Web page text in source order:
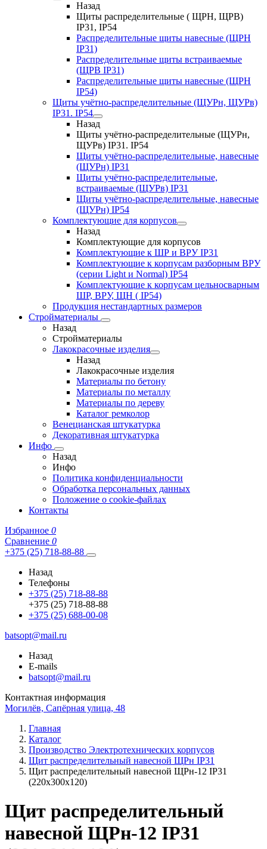
Назад
Щиты распределительные ( ЩРН, ЩРВ)
IP31, IP54
Распределительные щиты навесные (ЩРН
IP31)
Распределительные щиты встраиваемые
(ЩРВ IP31)
Распределительные щиты навесные (ЩРН
IP54)
Щиты учётно-распределительные (ЩУРн, ЩУРв)
IP31. IP54
Назад
Щиты учётно-распределительные (ЩУРн,
ЩУРв) IP31. IP54
Щиты учётно-распределительные, навесные
(ЩУРн) IP31
Щиты учётно-распределительные,
встраиваемые (ЩУРв) IP31
Щиты учётно-распределительные, навесные
(ЩУРн) IP54
Комплектующие для корпусов
Назад
Комплектующие для корпусов
Комплектующие к ШР и ВРУ IP31
Комплектующие к корпусам разборным ВРУ
(серии Light и Normal) IP54
Комплектующие к корпусам цельносварным
ШР, ВРУ, ЩН ( IP54)
Продукция нестандартных размеров
Стройматериалы
Назад
Стройматериалы
Лакокрасочные изделия
Назад
Лакокрасочные изделия
Материалы по бетону
Материалы по металлу
Материалы по дереву
Каталог ремколор
Венецианская штукатурка
Декоративная штукатурка
Инфо
Назад
Инфо
Политика конфиденциальности
Обработка персональных данных
Положение о cookie-файлах
Контакты
Избранное 0
Сравнение 0
+375 (25) 718-88-88
Назад
Телефоны
+375 (25) 718-88-88
+375 (25) 718-88-88
+375 (25) 688-00-08
batsopt@mail.ru
Назад
E-mails
batsopt@mail.ru
Контактная информация
Могилёв, Сапёрная улица, 48
Главная
Каталог
Производство Электротехнических корпусов
Щит распределительный навесной ЩРн IP31
Щит распределительный навесной ЩРн-12 IP31
(220х300х120)
Щит распределительный
навесной ЩРн-12 IP31